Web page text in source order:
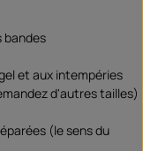
bandes
et aux intempéries
d'autres tailles)
(le sens du